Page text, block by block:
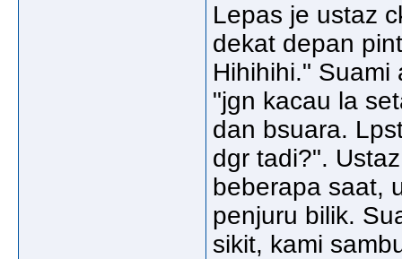
Lepas je ustaz
dekat depan
Hihihihi."
"jgn kacau la
dan bsuara.
dgr tadi?".
beberapa saat,
penjuru bilik.
sikit, kami